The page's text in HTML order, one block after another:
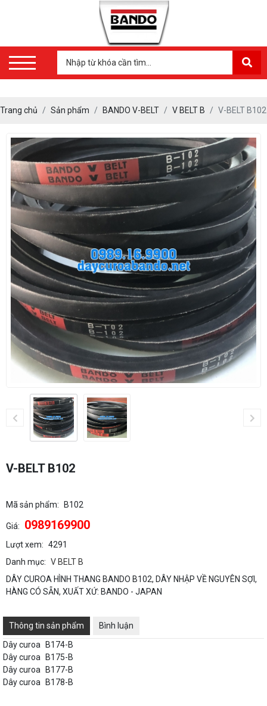
Trang chủ Sản phẩm BANDO V-BELT V BELT B V-BELT B102
V-BELT B102
Mã sản phẩm: B102
Giá: 0989169900
Lượt xem: 4291
Danh mục: V BELT B
DÂY CUROA HÌNH THANG BANDO B102, DÂY NHẬP VỀ NGUYÊN SỢI,
HÀNG CÓ SẴN, XUẤT XỨ: BANDO - JAPAN
Thông tin sản phẩm
Bình luận
Dây curoa
B174-B
Dây curoa
B175-B
Dây curoa
B177-B
Dây curoa
B178-B